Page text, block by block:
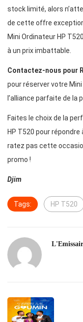
stock limité, alors
de cette offre
Mini Ordinateur HP
à un prix imbattable.
Contactez-nous pour
pour réserver votre
l’alliance parfaite de la
Faites le choix de la
HP T520 pour
ratez pas cette
promo !
Djim
Tags: HP T520